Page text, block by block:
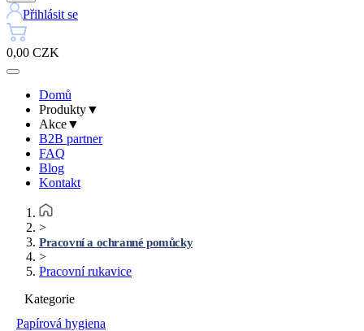
Přihlásit se
0,00 CZK
Domů
Produkty▼
Akce▼
B2B partner
FAQ
Blog
Kontakt
>
Pracovní a ochranné pomůcky
>
Pracovní rukavice
Kategorie
Papírová hygiena